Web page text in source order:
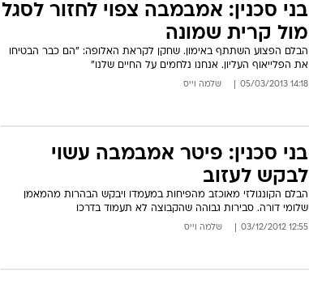
בני סכנין: אמבמבה צפוי לחזור לסגל
מול קרית שמונה
הבלם הפצוע השתתף באימון. שחקן לקראת האלופה: "הם כבר הבטיחו
את הפלייאוף העליון. אנחנו נלחמים על החיים שלנו"
14:18 05/03/2013 שלמה וייס
בני סכנין: פיטר אמבמבה עשוי
לבקש לעזוב
הבלם הקונגולזי מאוכזב מהפיחות במעמדו ויבקש הבהרות מהמאמן
שלומי דורה. סבירות גבוהה שהקבוצה לא תעמוד בדרכו
12:55 03/12/2012 שלמה וייס